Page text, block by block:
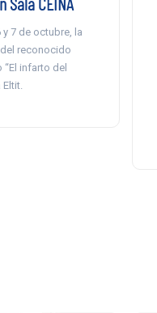
7 de octubre, la
reconocido
infarto del
Eltit.